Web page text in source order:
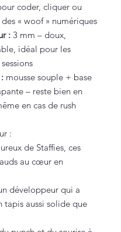
coder, cliquer ou
« woof » numériques
: 3 mm – doux,
idéal pour les
mousse souple + base
– reste bien en
en cas de rush
:
de Staffies, ces
au cœur en
développeur qui a
tapis aussi solide que